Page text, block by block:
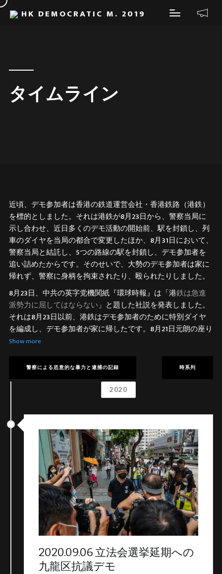
HK DEMOCRATIC M. 2019
タイムライン
近頃、デモ参加者は香港の鉄道運営会社・香港鉄路（港鉄）
を標的としました。それは港鉄が8月23日から、警察当局に
示し合わせ、近日多くのデモ活動の開始前、駅を封鎖し、列
車のダイヤを当局の都合で変更したほか、8月31日において、
警察当局と結託し、5つの路線の駅を封鎖し、デモ参加者を
追い詰めたからです。そのせいで、大勢のデモ参加者は家に
帰れず、警察に身柄を拘束されたり、殴られたりしました。
8月23日、中共の英字党機関紙『環球時報』は「港鉄は急進
派勢力に屈してはならない」と題した社説を発表しました。
それは8月23日以前、港鉄はデモ参加者のために特別ダイヤ
を編成し、デモ参加者が家に帰したです。8月21日元朗の座り
込みの後、港鉄は1本の列車で警察に包囲された参加者を送り
ても、時は既に遅し。過去五ヶ月近くの間、香港人は繰り返
してはっきりと政府に声を上げました。政府に対して、私た
を持たず、問題解決の代わりに、デモ参加者を休む間もなく
非難し続けました。
集会の自由においては、私たちは鉄道の運休や警察当局の反
対通知など、大きな制約を直面しました。それだけでなく、
香港人は千件以上の不当逮捕や、警察当局による、市民やデ
モ参加者に対する暴力を目撃してきました。
現在『逃亡犯条例修正案』の撤回は状況の打破に何も役に立
ちません。なぜなら、現在の問題は「反送中」にとどまら
ず、法制度の崩壊と警察権力の膨張にあるからです。それに
対して、私たちは政府に対して、五大要求を正面から受け止
め、香港警察にも過去5ヶ月近くの悪行について全責任を負
うことを求めます。
Show more
警察による恣意的な暴力と逮捕の記録 時系列
2020
2020.09.06 立法会選挙延期への
九龍区抗議デモ